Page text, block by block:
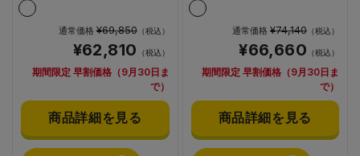
通常価格¥69,850（税込）
¥62,810 （税込）
期間限定 早割価格（9月30日ま
で）
商品詳細を見る
通常価格 ¥74,140 （税込）
¥66,660 （税込）
期間限定 早割価格（9月30日ま
で）
商品詳細を見る